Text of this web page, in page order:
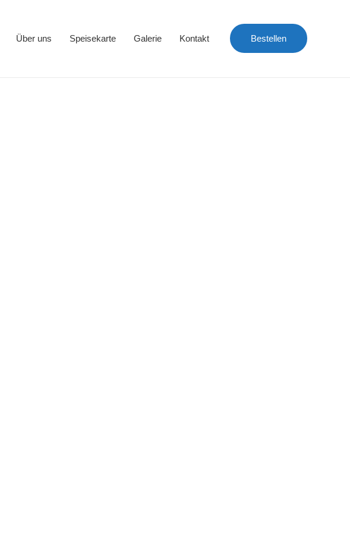
Über uns Speisekarte Galerie Kontakt Bestellen